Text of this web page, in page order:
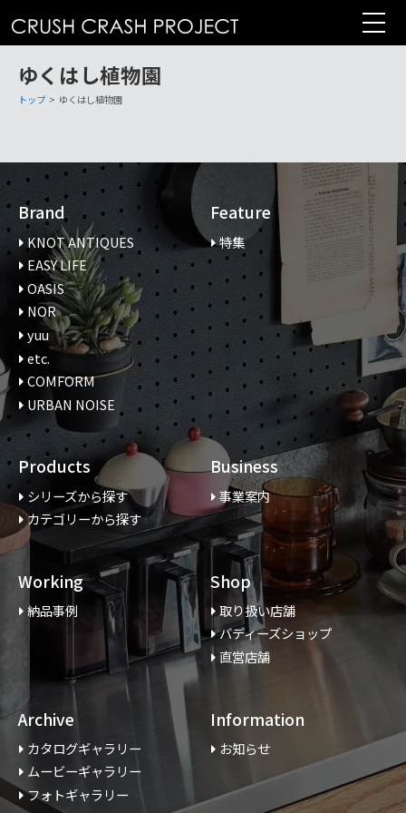
テ
ゆくはし植物園
トップ > ゆくはし植物園
Brand
KNOT ANTIQUES
EASY LIFE
OASIS
NOR
yuu
etc.
COMFORM
URBAN NOISE
Feature
特集
Products
シリーズから探す
カテゴリーから探す
Business
事業案内
Working
納品事例
Shop
取り扱い店舗
バディーズショップ
直営店舗
Archive
カタログギャラリー
ムービーギャラリー
フォトギャラリー
Information
お知らせ